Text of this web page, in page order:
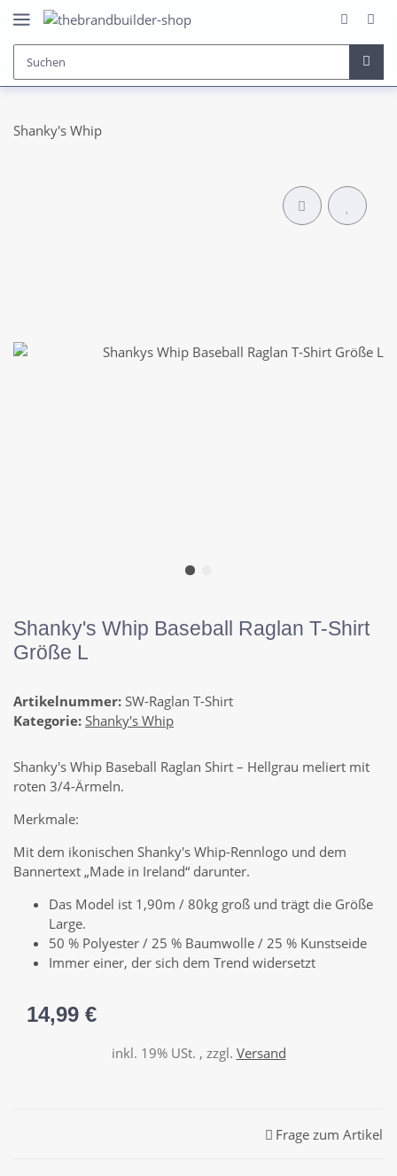
Shanky's Whip
Shanky's Whip Baseball Raglan T-Shirt
Größe L
Artikelnummer: SW-Raglan T-Shirt
Kategorie: Shanky's Whip
Shanky's Whip Baseball Raglan Shirt – Hellgrau meliert mit
roten 3/4-Ärmeln.
Merkmale:
Mit dem ikonischen Shanky's Whip-Rennlogo und dem
Bannertext „Made in Ireland“ darunter.
Das Model ist 1,90m / 80kg groß und trägt die Größe
Large.
50 % Polyester / 25 % Baumwolle / 25 % Kunstseide
Immer einer, der sich dem Trend widersetzt
14,99 €
inkl. 19% USt. , zzgl. Versand
Frage zum Artikel